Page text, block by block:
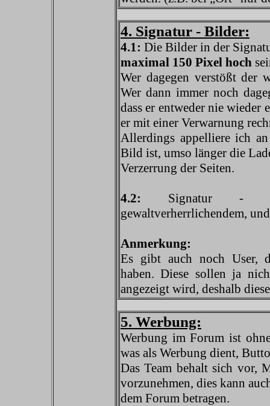
4. Signatur - Bilder:
4.1: Die Bilder in der
maximal 150 Pixel hoch
Wer dagegen verstößt der
Wer dann immer noch
dass er entweder nie wieder
er mit einer Verwarnung
Allerdings appelliere ich
Bild ist, umso länger die
Verzerrung der Seiten.
4.2: Signatur -
gewaltverherrlichendem,
Anmerkung:
Es gibt auch noch User,
haben. Diese sollen ja
angezeigt wird, deshalb
5. Werbung:
Werbung im Forum ist
was als Werbung dient,
Das Team behalt sich vor,
vorzunehmen, dies kann
dem Forum betragen.